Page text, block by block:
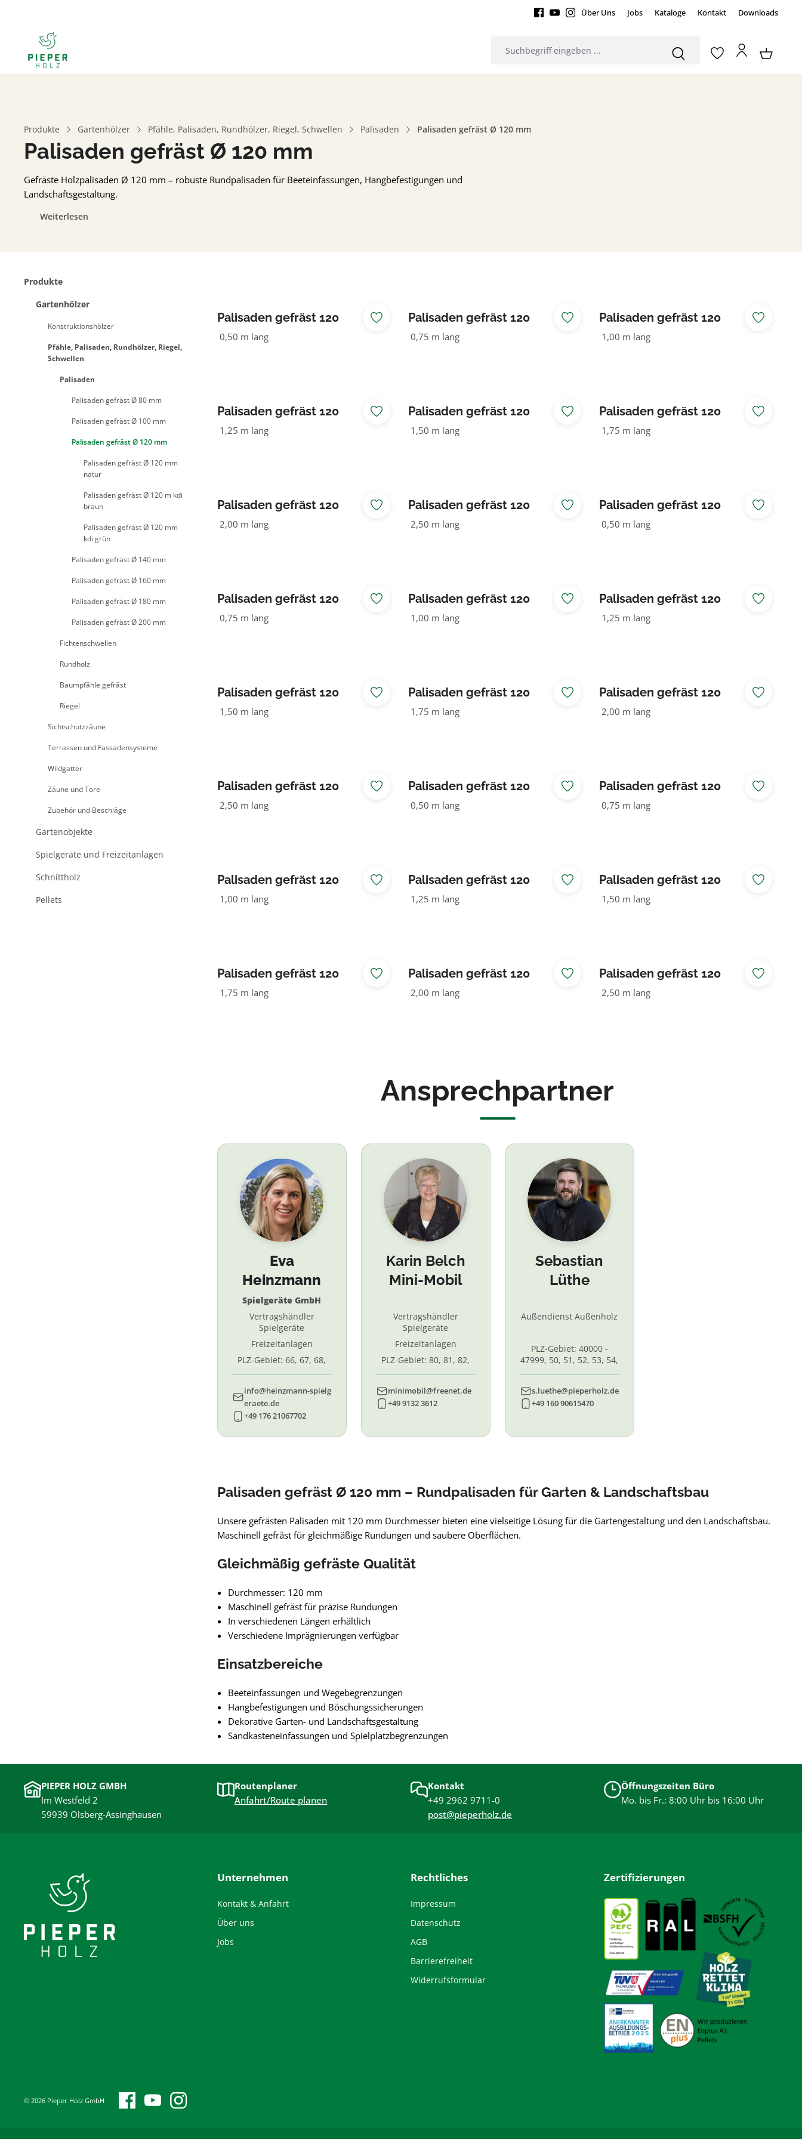
Über Uns Jobs Kataloge Kontakt Downloads
Produkte Gartenhölzer Pfähle, Palisaden, Rundhölzer, Riegel, Schwellen Palisaden Palisaden gefräst Ø 120 mm
Palisaden gefräst Ø 120 mm
Gefräste Holzpalisaden Ø 120 mm – robuste Rundpalisaden für Beeteinfassungen, Hangbefestigungen und
Landschaftsgestaltung.
Weiterlesen
Produkte
Gartenhölzer
Konstruktionshölzer
Pfähle, Palisaden, Rundhölzer, Riegel,
Schwellen
Palisaden
Palisaden gefräst Ø 80 mm
Palisaden gefräst Ø 100 mm
Palisaden gefräst Ø 120 mm
Palisaden gefräst Ø 120 mm
natur
Palisaden gefräst Ø 120 m kdi
braun
Palisaden gefräst Ø 120 mm
kdi grün
Palisaden gefräst Ø 140 mm
Palisaden gefräst Ø 160 mm
Palisaden gefräst Ø 180 mm
Palisaden gefräst Ø 200 mm
Fichtenschwellen
Rundholz
Baumpfähle gefräst
Riegel
Sichtschutzzäune
Terrassen und Fassadensysteme
Wildgatter
Zäune und Tore
Zubehör und Beschläge
Gartenobjekte
Spielgeräte und Freizeitanlagen
Schnittholz
Pellets
Palisaden gefräst 120
NADELHOLZ
0,50 m lang
Palisaden gefräst 120
NADELHOLZ
0,75 m lang
Palisaden gefräst 120
NADELHOLZ
1,00 m lang
Palisaden gefräst 120
NADELHOLZ
1,25 m lang
Palisaden gefräst 120
NADELHOLZ
1,50 m lang
Palisaden gefräst 120
NADELHOLZ
1,75 m lang
Palisaden gefräst 120
NADELHOLZ
2,00 m lang
Palisaden gefräst 120
NADELHOLZ
2,50 m lang
Palisaden gefräst 120
NADELHOLZ KDI braun
0,50 m lang
Palisaden gefräst 120
NADELHOLZ KDI braun
0,75 m lang
Palisaden gefräst 120
NADELHOLZ KDI braun
1,00 m lang
Palisaden gefräst 120
NADELHOLZ KDI braun
1,25 m lang
Palisaden gefräst 120
NADELHOLZ KDI braun
1,50 m lang
Palisaden gefräst 120
NADELHOLZ KDI braun
1,75 m lang
Palisaden gefräst 120
NADELHOLZ KDI braun
2,00 m lang
Palisaden gefräst 120
NADELHOLZ KDI braun
2,50 m lang
Palisaden gefräst 120
NADELHOLZ KDI grün
0,50 m lang
Palisaden gefräst 120
NADELHOLZ KDI grün
0,75 m lang
Palisaden gefräst 120
NADELHOLZ KDI grün
1,00 m lang
Palisaden gefräst 120
NADELHOLZ KDI grün
1,25 m lang
Palisaden gefräst 120
NADELHOLZ KDI grün
1,50 m lang
Palisaden gefräst 120
NADELHOLZ KDI grün
1,75 m lang
Palisaden gefräst 120
NADELHOLZ KDI grün
2,00 m lang
Palisaden gefräst 120
NADELHOLZ KDI grün
2,50 m lang
Ansprechpartner
Eva
Heinzmann
Spielgeräte GmbH
Vertragshändler
Spielgeräte
Freizeitanlagen
PLZ-Gebiet: 66, 67, 68,
info@heinzmann-spielg
eraete.de
+49 176 21067702
Karin Belch
Mini-Mobil
Vertragshändler
Spielgeräte
Freizeitanlagen
PLZ-Gebiet: 80, 81, 82,
minimobil@freenet.de
+49 9132 3612
Sebastian
Lüthe
Außendienst Außenholz
PLZ-Gebiet: 40000 -
47999, 50, 51, 52, 53, 54,
s.luethe@pieperholz.de
+49 160 90615470
Palisaden gefräst Ø 120 mm – Rundpalisaden für Garten & Landschaftsbau
Unsere gefrästen Palisaden mit 120 mm Durchmesser bieten eine vielseitige Lösung für die Gartengestaltung und den Landschaftsbau.
Maschinell gefräst für gleichmäßige Rundungen und saubere Oberflächen.
Gleichmäßig gefräste Qualität
Durchmesser: 120 mm
Maschinell gefräst für präzise Rundungen
In verschiedenen Längen erhältlich
Verschiedene Imprägnierungen verfügbar
Einsatzbereiche
Beeteinfassungen und Wegebegrenzungen
Hangbefestigungen und Böschungssicherungen
Dekorative Garten- und Landschaftsgestaltung
Sandkasteneinfassungen und Spielplatzbegrenzungen
PIEPER HOLZ GMBH
Im Westfeld 2
59939 Olsberg-Assinghausen
Routenplaner
Anfahrt/Route planen
Kontakt
+49 2962 9711-0
post@pieperholz.de
Öffnungszeiten Büro
Mo. bis Fr.: 8:00 Uhr bis 16:00 Uhr
Unternehmen
Kontakt & Anfahrt
Über uns
Jobs
Rechtliches
Impressum
Datenschutz
AGB
Barrierefreiheit
Widerrufsformular
Zertifizierungen
© 2026 Pieper Holz GmbH